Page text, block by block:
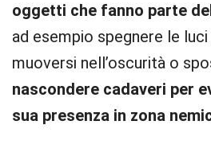
oggetti che fanno parte
ad esempio spegnere le
muoversi nell’oscurità o
nascondere cadaveri per
sua presenza in zona